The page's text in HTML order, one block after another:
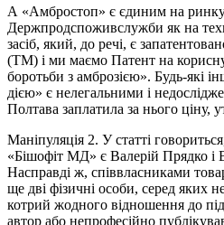
А «Амбростоп» є єдиним на
Держпродспоживслужби як на
засіб, який, до речі, є
(ТМ) і ми маємо Патент на
боротьби з амброзією». Будь-які
дією» є нелегальними і
Полтава заплатила за нього ціну,
Маніпуляція 2. У статті
«Бішофіт МД» є Валерій Прядко і
Насправді ж, співвласниками
ще дві фізичні особи, серед яких
котрий жодного відношення до
автор або непрофесійно